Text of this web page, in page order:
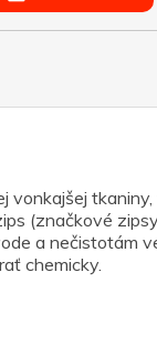
(značkové
a nečistotám
chemicky.